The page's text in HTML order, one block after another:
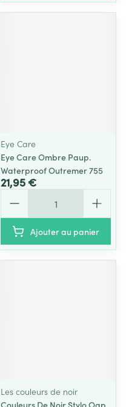
Eye Care
Eye Care Ombre Paup.
Waterproof Outremer 755
21,95 €
Ajouter au panier
Les couleurs de noir
Couleurs De Noir Stylo Oap